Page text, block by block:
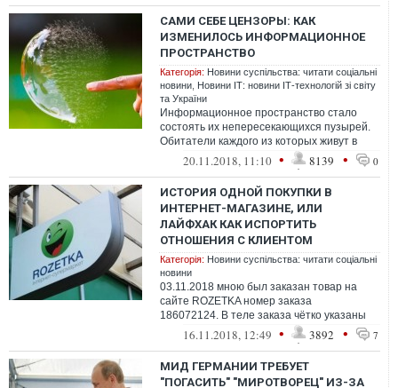
САМИ СЕБЕ ЦЕНЗОРЫ: КАК
ИЗМЕНИЛОСЬ ИНФОРМАЦИОННОЕ
ПРОСТРАНСТВО
Категорія: Новини суспільства: читати соціальні
новини Новини ІТ: новини ІТ-технологій зі світу
та України
Информационное пространство стало
состоять их непересекающихся пузырей.
Обитатели каждого из которых живут в
своей собственной информационной
20.11.2018, 11:10 • 8139 • 0
ИСТОРИЯ ОДНОЙ ПОКУПКИ В
ИНТЕРНЕТ-МАГАЗИНЕ, ИЛИ
ЛАЙФХАК КАК ИСПОРТИТЬ
ОТНОШЕНИЯ С КЛИЕНТОМ
Категорія: Новини суспільства: читати соціальні
новини
03.11.2018 мною был заказан товар на
сайте ROZETKA номер заказа
186072124. В теле заказа чётко указаны
форма оплаты наличными по факту
доставки "Новой...
16.11.2018, 12:49 • 3892 • 7
МИД ГЕРМАНИИ ТРЕБУЕТ
"ПОГАСИТЬ" "МИРОТВОРЕЦ" ИЗ-ЗА